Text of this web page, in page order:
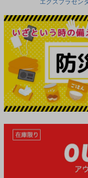
エクスプラセン